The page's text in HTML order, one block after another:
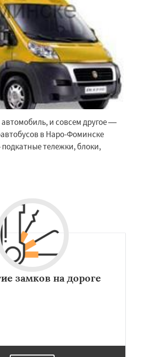
и совсем другое —
в Наро-Фоминске
тележки, блоки,
замков на дороге